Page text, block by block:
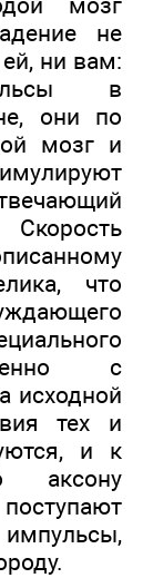
не
ни вам:
в
они по
мозг и
что
с
исходной
тех и
и к
аксону